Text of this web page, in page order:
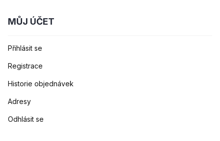
MŮJ ÚČET
Přihlásit se
Registrace
Historie objednávek
Adresy
Odhlásit se